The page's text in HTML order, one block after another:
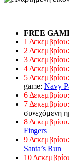
FREE
1 Δεκεμβρίου:
2 Δεκεμβρίου:
3 Δεκεμβρίου:
4 Δεκεμβρίου:
5 Δεκεμβρίου:
game: Navy
6 Δεκεμβρίου:
7 Δεκεμβρίου:
συνεχόμενη
8 Δεκεμβρίου:
Fingers
9 Δεκεμβρίου:
Santa’s Run
10